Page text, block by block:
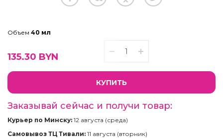
Объем 40 мл
135.30 BYN
КУПИТЬ
Заказывай сейчас и получи товар:
Курьер по Минску: 12 августа (среда)
Самовывоз ТЦ Тивали: 11 августа (вторник)